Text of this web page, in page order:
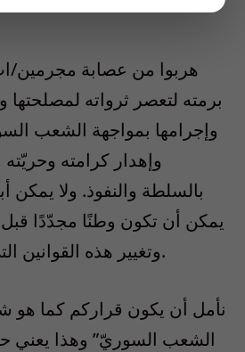
هربوا من عصابة مجرمين/
برمته لتعصر ثرواته لمصلحتها
وإجرامها بمواجهة الشعب
وإهدار كرامته
بالسلطة والنفوذ. ولا يمكن
يمكن أن تكون وطنًا مجدّدًا
وتغيير هذه القوانين التي تحمي المجرمين.
نأمل أن يكون قراركم كما هو
الشعب السوريّ” وهذا يعني